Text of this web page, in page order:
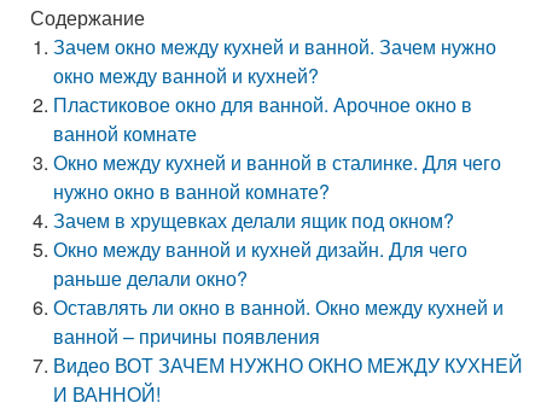
Содержание
Зачем окно между кухней и ванной. Зачем нужно
окно между ванной и кухней?
Пластиковое окно для ванной. Арочное окно в
ванной комнате
Окно между кухней и ванной в сталинке. Для чего
нужно окно в ванной комнате?
Зачем в хрущевках делали ящик под окном?
Окно между ванной и кухней дизайн. Для чего
раньше делали окно?
Оставлять ли окно в ванной. Окно между кухней и
ванной – причины появления
Видео ВОТ ЗАЧЕМ НУЖНО ОКНО МЕЖДУ КУХНЕЙ
И ВАННОЙ!